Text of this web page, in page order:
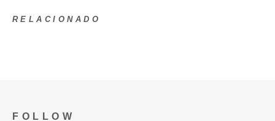
RELACIONADO
FOLLOW